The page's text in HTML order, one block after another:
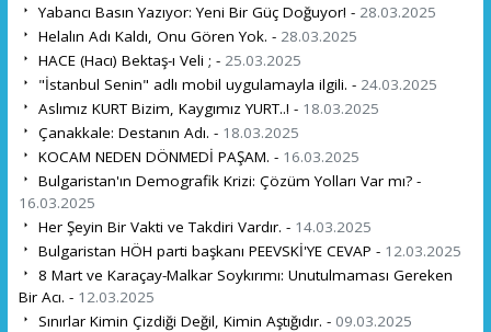
Yabancı Basın Yazıyor: Yeni Bir Güç Doğuyor! - 28.03.2025
Helalın Adı Kaldı, Onu Gören Yok. - 28.03.2025
HACE (Hacı) Bektaş-ı Veli ; - 25.03.2025
"İstanbul Senin" adlı mobil uygulamayla ilgili. - 24.03.2025
Aslımız KURT Bizim, Kaygımız YURT..! - 18.03.2025
Çanakkale: Destanın Adı. - 18.03.2025
KOCAM NEDEN DÖNMEDİ PAŞAM. - 16.03.2025
Bulgaristan'ın Demografik Krizi: Çözüm Yolları Var mı? -
16.03.2025
Her Şeyin Bir Vakti ve Takdiri Vardır. - 14.03.2025
Bulgaristan HÖH parti başkanı PEEVSKİ'YE CEVAP - 12.03.2025
8 Mart ve Karaçay-Malkar Soykırımı: Unutulmaması Gereken
Bir Acı. - 12.03.2025
Sınırlar Kimin Çizdiği Değil, Kimin Aştığıdır. - 09.03.2025